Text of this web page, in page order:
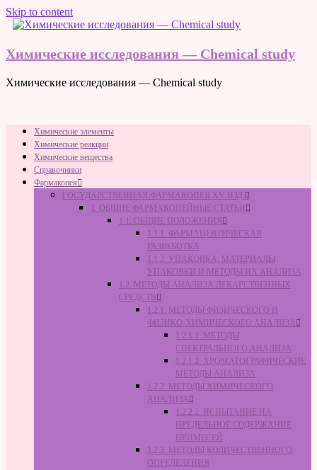
Skip to content
Химические исследования — Chemical study
Химические исследования — Chemical study
Химические элементы
Химические реакции
Химические вещества
Справочники
Фармакопея
ГОСУДАРСТВЕННАЯ ФАРМАКОПЕЯ XV ИЗД.
1. ОБЩИЕ ФАРМАКОПЕЙНЫЕ СТАТЬИ
1.1. ОБЩИЕ ПОЛОЖЕНИЯ
1.1.1. ФАРМАЦЕВТИЧЕСКАЯ
РАЗРАБОТКА
1.1.2. УПАКОВКА, МАТЕРИАЛЫ
УПАКОВКИ И МЕТОДЫ ИХ АНАЛИЗА
1.2. МЕТОДЫ АНАЛИЗА ЛЕКАРСТВЕННЫХ
СРЕДСТВ
1.2.1. МЕТОДЫ ФИЗИЧЕСКОГО И
ФИЗИКО-ХИМИЧЕСКОГО АНАЛИЗА
1.2.1.1. МЕТОДЫ
СПЕКТРАЛЬНОГО АНАЛИЗА
1.2.1.2. ХРОМАТОГРАФИЧЕСКИЕ
МЕТОДЫ АНАЛИЗА
1.2.2. МЕТОДЫ ХИМИЧЕСКОГО
АНАЛИЗА
1.2.2.2. ИСПЫТАНИЕ НА
ПРЕДЕЛЬНОЕ СОДЕРЖАНИЕ
ПРИМЕСЕЙ
1.2.3. МЕТОДЫ КОЛИЧЕСТВЕННОГО
ОПРЕДЕЛЕНИЯ